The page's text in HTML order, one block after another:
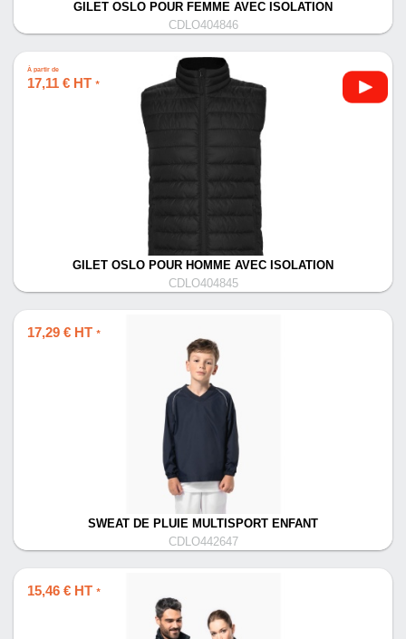
GILET OSLO POUR FEMME AVEC ISOLATION
CDLO404846
À partir de
17,11 € HT *
GILET OSLO POUR HOMME AVEC ISOLATION
CDLO404845
17,29 € HT *
SWEAT DE PLUIE MULTISPORT ENFANT
CDLO442647
15,46 € HT *